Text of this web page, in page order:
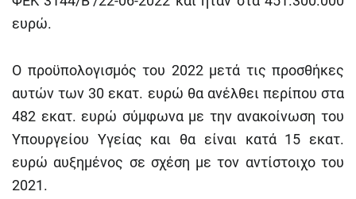
ευρώ.
Ο προϋπολογισμός του 2022 μετά τις προσθήκες
αυτών των 30 εκατ. ευρώ θα ανέλθει περίπου στα
482 εκατ. ευρώ σύμφωνα με την ανακοίνωση του
Υπουργείου Υγείας και θα είναι κατά 15 εκατ.
ευρώ αυξημένος σε σχέση με τον αντίστοιχο του
2021.